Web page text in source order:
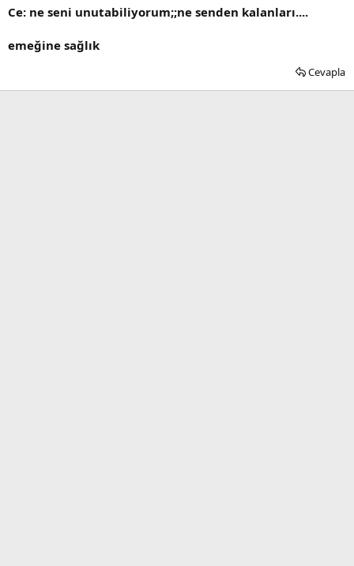
Ce: ne seni unutabiliyorum;;ne senden kalanları....
emeğine sağlık
Cevapla